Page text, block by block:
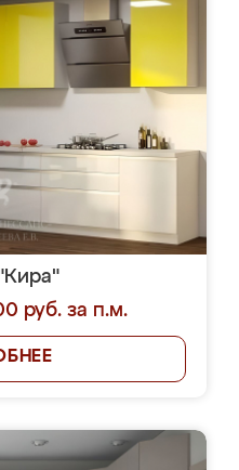
руб. за п.м.